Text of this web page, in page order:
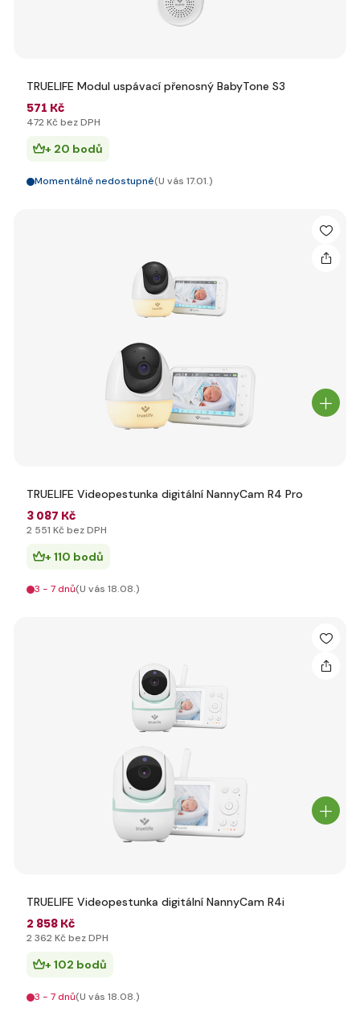
TRUELIFE Modul uspávací přenosný BabyTone S3
571 Kč
472 Kč bez DPH
+ 20 bodů
Momentálně nedostupné(U vás 17.01.)
TRUELIFE Videopestunka digitální NannyCam R4 Pro
3 087 Kč
2 551 Kč bez DPH
+ 110 bodů
3 - 7 dnů(U vás 18.08.)
TRUELIFE Videopestunka digitální NannyCam R4i
2 858 Kč
2 362 Kč bez DPH
+ 102 bodů
3 - 7 dnů(U vás 18.08.)